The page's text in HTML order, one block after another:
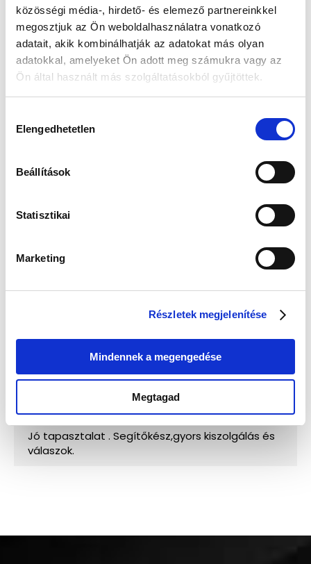
közösségi média-, hirdető- és elemező partnereinkkel
megosztjuk az Ön weboldalhasználatra vonatkozó
adatait, akik kombinálhatják az adatokat más olyan
adatokkal, amelyeket Ön adott meg számukra vagy az
Ön által használt más szolgáltatásokból gyűjtöttek.
kiválasztása
Elengedhetetlen
Beállítások
Statisztikai
Marketing
Részletek megjelenítése
Mindennek a megengedése
Megtagad
62 490 Ft 50 490 Ft
Az elmúlt 30 nap legjobb ára: 50 490 Ft